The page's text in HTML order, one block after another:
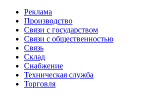
Реклама
Производство
Связи с государством
Связи с общественностью
Связь
Склад
Снабжение
Техническая служба
Торговля